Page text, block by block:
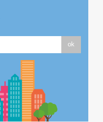
ok